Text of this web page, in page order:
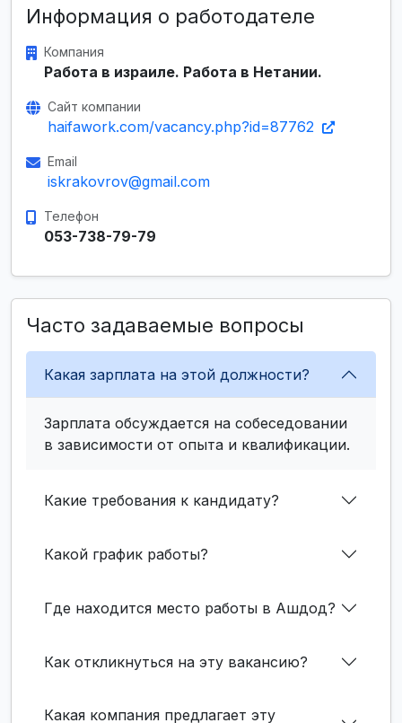
Информация о работодателе
Компания
Работа в израиле. Работа в Нетании.
Сайт компании
haifawork.com/vacancy.php?id=87762
Email
iskrakovrov@gmail.com
Телефон
053-738-79-79
Часто задаваемые вопросы
Какая зарплата на этой должности?
Зарплата обсуждается на собеседовании
в зависимости от опыта и квалификации.
Какие требования к кандидату?
Какой график работы?
Где находится место работы в Ашдод?
Как откликнуться на эту вакансию?
Какая компания предлагает эту